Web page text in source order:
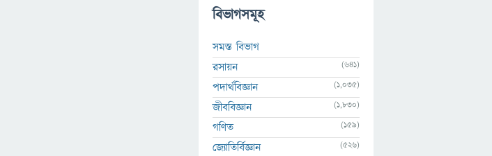
বিভাগসমূহ
সমস্ত বিভাগ
রসায়ন
(641)
পদার্থবিজ্ঞান (1,035)
জীববিজ্ঞান (1,830)
গণিত (159)
জ্যোতির্বিজ্ঞান (526)